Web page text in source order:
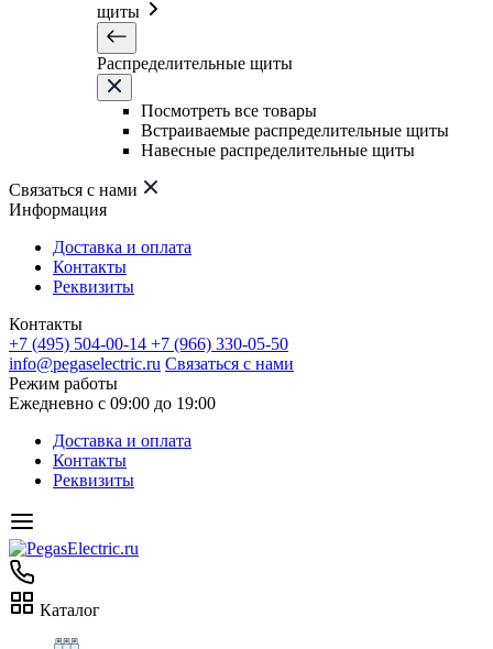
щиты
Распределительные щиты
Посмотреть все товары
Встраиваемые распределительные щиты
Навесные распределительные щиты
Связаться с нами
Информация
Доставка и оплата
Контакты
Реквизиты
Контакты
+7 (495) 504-00-14 +7 (966) 330-05-50
info@pegaselectric.ru Связаться с нами
Режим работы
Ежедневно с 09:00 до 19:00
Доставка и оплата
Контакты
Реквизиты
Каталог